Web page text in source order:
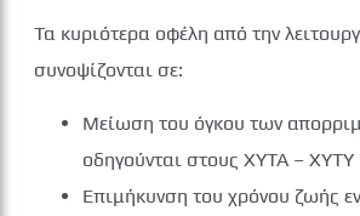
Τα κυριότερα οφέλη από την
συνοψίζονται σε:
Μείωση του όγκου των
οδηγούνται στους ΧΥΤΑ – ΧΥΤΥ
Επιμήκυνση του χρόνου ζωής